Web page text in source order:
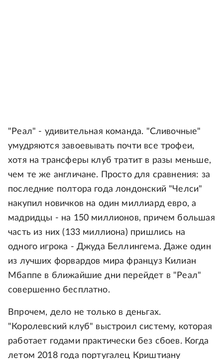
"Реал" - удивительная команда. "Сливочные"
умудряются завоевывать почти все трофеи,
хотя на трансферы клуб тратит в разы меньше,
чем те же англичане. Просто для сравнения: за
последние полтора года лондонский "Челси"
накупил новичков на один миллиард евро, а
мадридцы - на 150 миллионов, причем большая
часть из них (133 миллиона) пришлись на
одного игрока - Джуда Беллингема. Даже один
из лучших форвардов мира француз Килиан
Мбаппе в ближайшие дни перейдет в "Реал"
совершенно бесплатно.
Впрочем, дело не только в деньгах.
"Королевский клуб" выстроил систему, которая
работает годами практически без сбоев. Когда
летом 2018 года португалец Криштиану